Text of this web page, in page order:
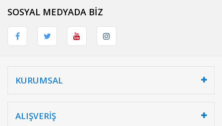
SOSYAL MEDYADA BİZ
KURUMSAL
ALIŞVERİŞ